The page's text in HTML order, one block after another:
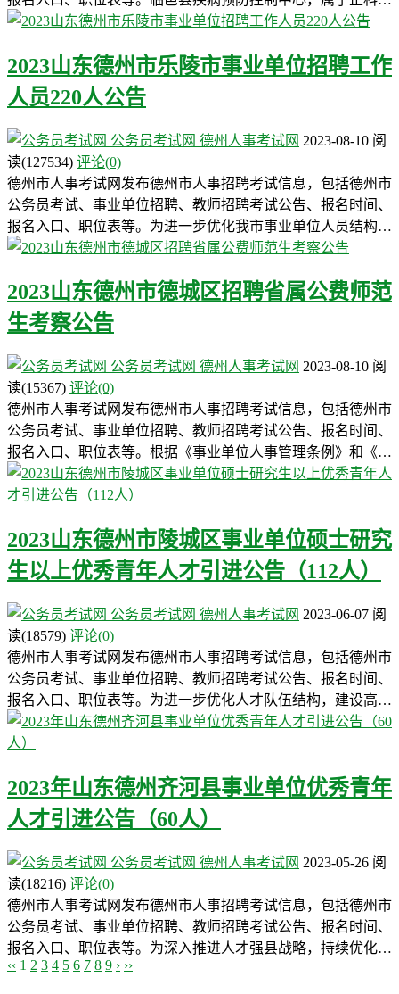
2023山东德州市乐陵市事业单位招聘工作
人员220人公告
公务员考试网 德州人事考试网 2023-08-10 阅
读(127534) 评论(0)
德州市人事考试网发布德州市人事招聘考试信息，包括德州市
公务员考试、事业单位招聘、教师招聘考试公告、报名时间、
报名入口、职位表等。为进一步优化我市事业单位人员结构…
2023山东德州市德城区招聘省属公费师范
生考察公告
公务员考试网 德州人事考试网 2023-08-10 阅
读(15367) 评论(0)
德州市人事考试网发布德州市人事招聘考试信息，包括德州市
公务员考试、事业单位招聘、教师招聘考试公告、报名时间、
报名入口、职位表等。根据《事业单位人事管理条例》和《…
2023山东德州市陵城区事业单位硕士研究
生以上优秀青年人才引进公告（112人）
公务员考试网 德州人事考试网 2023-06-07 阅
读(18579) 评论(0)
德州市人事考试网发布德州市人事招聘考试信息，包括德州市
公务员考试、事业单位招聘、教师招聘考试公告、报名时间、
报名入口、职位表等。为进一步优化人才队伍结构，建设高…
2023年山东德州齐河县事业单位优秀青年
人才引进公告（60人）
公务员考试网 德州人事考试网 2023-05-26 阅
读(18216) 评论(0)
德州市人事考试网发布德州市人事招聘考试信息，包括德州市
公务员考试、事业单位招聘、教师招聘考试公告、报名时间、
报名入口、职位表等。为深入推进人才强县战略，持续优化…
‹‹ 1 2 3 4 5 6 7 8 9 › ››